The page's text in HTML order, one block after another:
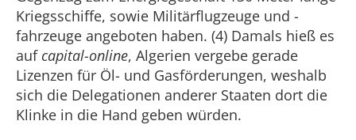
Kriegsschiffe, sowie Militärflugzeuge und -
fahrzeuge angeboten haben. (4) Damals hieß es
auf capital-online, Algerien vergebe gerade
Lizenzen für Öl- und Gasförderungen, weshalb
sich die Delegationen anderer Staaten dort die
Klinke in die Hand geben würden.